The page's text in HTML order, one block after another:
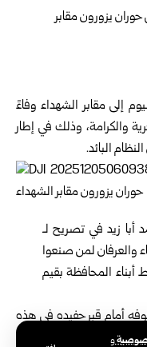
و
إلى مقابر الشهداء وفاءً
والكرامة، وذلك في إطار
البائد.
أبا زيد في تصريح لـ
والعرفان لمن صنعوا
أبناء المحافظة بقيم
أمام قبر حفيده في هذه
عهد الظلم والاستبداد،